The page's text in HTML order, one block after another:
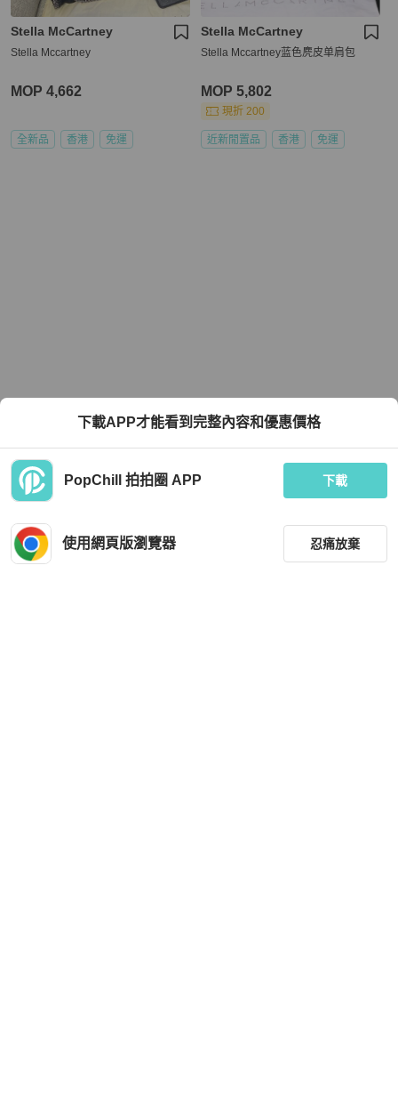
Stella McCartney
Stella Mccartney
MOP 4,662
全新品 香港 免運
Stella McCartney
Stella Mccartney蓝色麂皮单肩包
MOP 5,802
現折 200
近新閒置品 香港 免運
下載APP才能看到完整內容和優惠價格
PopChill 拍拍圈 APP 下載
使用網頁版瀏覽器 忍痛放棄